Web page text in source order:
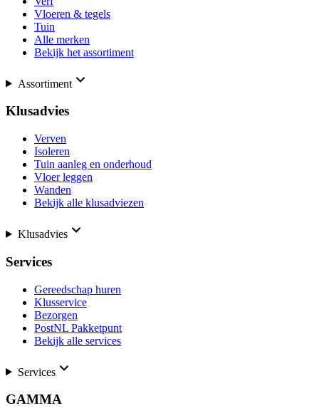
Vloeren & tegels
Tuin
Alle merken
Bekijk het assortiment
Assortiment
Klusadvies
Verven
Isoleren
Tuin aanleg en onderhoud
Vloer leggen
Wanden
Bekijk alle klusadviezen
Klusadvies
Services
Gereedschap huren
Klusservice
Bezorgen
PostNL Pakketpunt
Bekijk alle services
Services
GAMMA